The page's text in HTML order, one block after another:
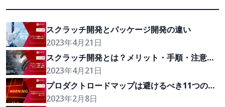
スクラッチ開発とパッケージ開発の違い
2023年4月21日
スクラッチ開発とは？メリット・手順・注意ポ
イントを5つ紹介!
2023年4月21日
プロダクトロードマップは避けるべき11つの落
とし穴
2023年2月8日